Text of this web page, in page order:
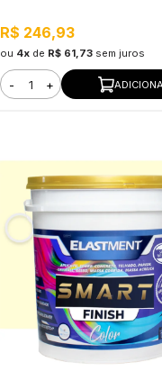
R$ 246,93
ou 4x de R$ 61,73 sem juros
- +